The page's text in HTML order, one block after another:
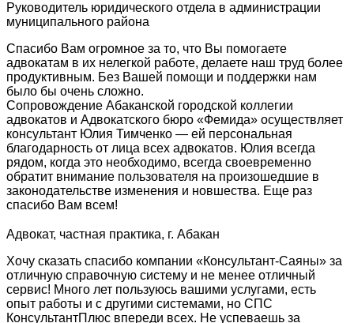
Руководитель юридического отдела в администрации
муниципального района
Спасибо Вам огромное за то, что Вы помогаете
адвокатам в их нелегкой работе, делаете наш труд более
продуктивным. Без Вашей помощи и поддержки нам
было бы очень сложно.
Сопровождение Абаканской городской коллегии
адвокатов и Адвокатского бюро «Фемида» осуществляет
консультант Юлия Тимченко — ей персональная
благодарность от лица всех адвокатов. Юлия всегда
рядом, когда это необходимо, всегда своевременно
обратит внимание пользователя на произошедшие в
законодательстве изменения и новшества. Еще раз
спасибо Вам всем!
Адвокат, частная практика, г. Абакан
Хочу сказать спасибо компании «Консультант-Саяны» за
отличную справочную систему и не менее отличный
сервис! Много лет пользуюсь вашими услугами, есть
опыт работы и с другими системами, но СПС
КонсультантПлюс впереди всех. Не успеваешь за